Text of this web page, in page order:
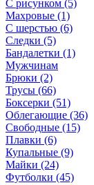
С рисунком (5)
Махровые (1)
С шерстью (6)
Следки (5)
Бандалетки (1)
Мужчинам
Брюки (2)
Трусы (66)
Боксерки (51)
Облегающие (36)
Свободные (15)
Плавки (6)
Купальные (9)
Майки (24)
Футболки (45)